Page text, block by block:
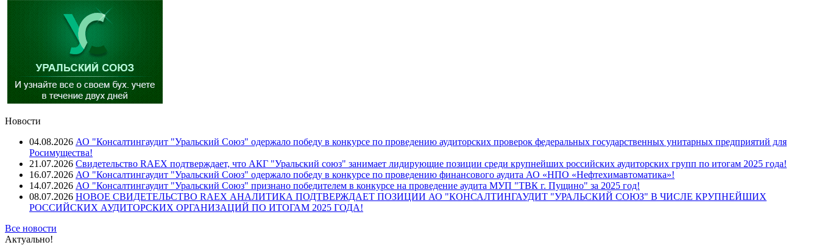
Новости
04.08.2026 АО "Консалтингаудит "Уральский Союз" одержало победу в конкурсе по проведению аудиторских проверок федеральных государственных унитарных предприятий для
Росимущества!
21.07.2026 Свидетельство RAEX подтверждает, что АКГ "Уральский союз" занимает лидирующие позиции среди крупнейших российских аудиторских групп по итогам 2025 года!
16.07.2026 АО "Консалтингаудит "Уральский Союз" одержало победу в конкурсе по проведению финансового аудита АО «НПО «Нефтехимавтоматика»!
14.07.2026 АО "Консалтингаудит "Уральский Союз" признано победителем в конкурсе на проведение аудита МУП "ТВК г. Пущино" за 2025 год!
08.07.2026 НОВОЕ СВИДЕТЕЛЬСТВО RAEX АНАЛИТИКА ПОДТВЕРЖДАЕТ ПОЗИЦИИ АО "КОНСАЛТИНГАУДИТ "УРАЛЬСКИЙ СОЮЗ" В ЧИСЛЕ КРУПНЕЙШИХ
РОССИЙСКИХ АУДИТОРСКИХ ОРГАНИЗАЦИЙ ПО ИТОГАМ 2025 ГОДА!
Все новости
Актуально!